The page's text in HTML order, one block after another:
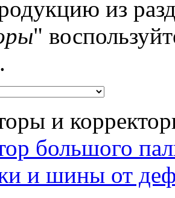
из
"
и
большого
и шины от